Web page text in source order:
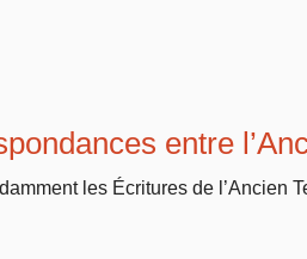
Sujets de A à Z
entre
les Écritures de l’Ancien